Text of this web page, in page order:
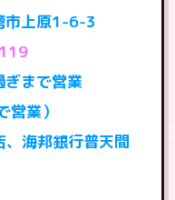
市上原1-6-3
まで営業
営業）
海邦銀行普天間